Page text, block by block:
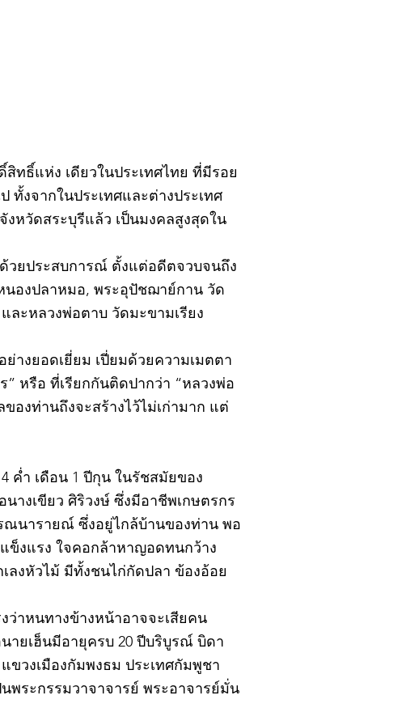
ทธิ์แห่ง เดียวในประเทศไทย ที่มีรอย
งจากในประเทศและต่างประเทศ
งหวัดสระบุรีแล้ว เป็นมงคลสูงสุดใน
วยประสบการณ์ ตั้งแต่อดีตจวบจนถึง
องปลาหมอ, พระอุปัชฌาย์กาน วัด
ะหลวงพ่อตาบ วัดมะขามเรียง
างยอดเยี่ยม เปี่ยมด้วยความเมตตา
หรือ ที่เรียกกันติดปากว่า “หลวงพ่อ
องท่านถึงจะสร้างไว้ไม่เก่ามาก แต่
ค่ำ เดือน 1 ปีกุน ในรัชสมัยของ
างเขียว ศิริวงษ์ ซึ่งมีอาชีพเกษตรกร
ณนารายณ์ ซึ่งอยู่ไกล้บ้านของท่าน พอ
ข็งแรง ใจคอกล้าหาญอดทนกว้าง
ลงหัวไม้ มีทั้งชนไก่กัดปลา ข้องอ้อย
ว่าหนทางข้างหน้าอาจจะเสียคน
ายเฮ็นมีอายุครบ 20 ปีบริบูรณ์ บิดา
วงเมืองกัมพงธม ประเทศกัมพูชา
ระกรรมวาจาจารย์ พระอาจารย์มั่น